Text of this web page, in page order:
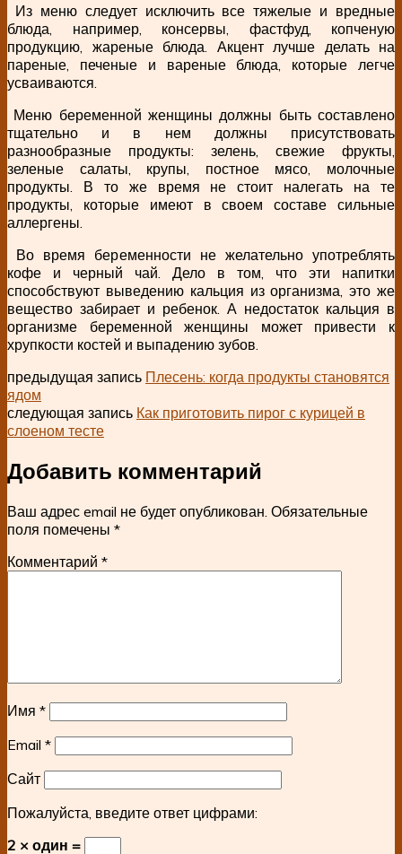
Из меню следует исключить все тяжелые и вредные
блюда, например, консервы, фастфуд, копченую
продукцию, жареные блюда. Акцент лучше делать на
пареные, печеные и вареные блюда, которые легче
усваиваются.
Меню беременной женщины должны быть составлено
тщательно и в нем должны присутствовать
разнообразные продукты: зелень, свежие фрукты,
зеленые салаты, крупы, постное мясо, молочные
продукты. В то же время не стоит налегать на те
продукты, которые имеют в своем составе сильные
аллергены.
Во время беременности не желательно употреблять
кофе и черный чай. Дело в том, что эти напитки
способствуют выведению кальция из организма, это же
вещество забирает и ребенок. А недостаток кальция в
организме беременной женщины может привести к
хрупкости костей и выпадению зубов.
предыдущая запись Плесень: когда продукты становятся
ядом
следующая запись Как приготовить пирог с курицей в
слоеном тесте
Добавить комментарий
Ваш адрес email не будет опубликован. Обязательные
поля помечены *
Комментарий *
Имя *
Email *
Сайт
Пожалуйста, введите ответ цифрами:
2 × один =